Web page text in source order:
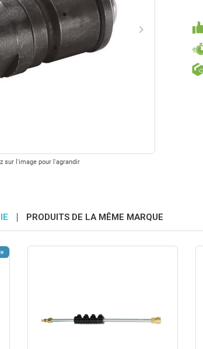
Suivant
keyboard_arrow_right
sur l'image pour l'agrandir
PRODUITS DE LA MÊME MARQUE